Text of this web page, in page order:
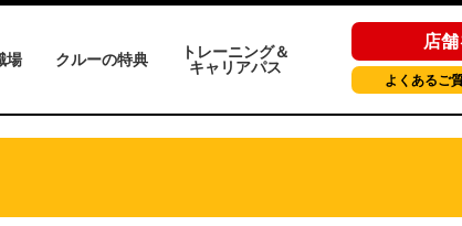
場 クルーの特典
トレーニング＆
キャリアパス
店
よくあるご